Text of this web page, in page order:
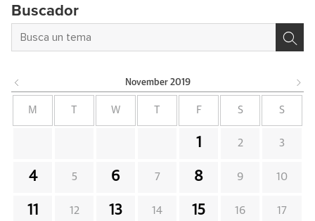
Buscador
November 2019
M T W T F S S
1 2 3
4 5 6 7 8 9 10
11 12 13 14 15 16 17